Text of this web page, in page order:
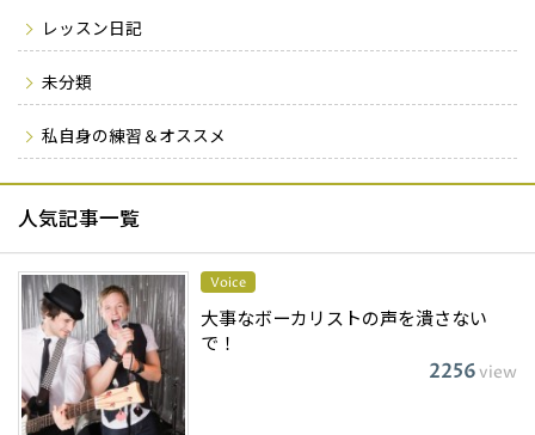
レッスン日記
未分類
私自身の練習＆オススメ
人気記事一覧
Voice
大事なボーカリストの声を潰さない
で！
2256view